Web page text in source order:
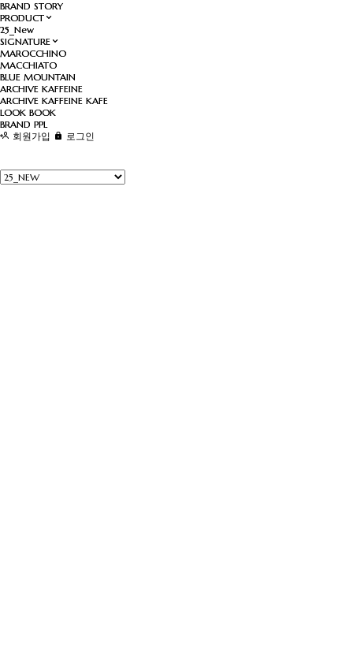
BRAND STORY
PRODUCT
25_New
SIGNATURE
MAROCCHINO
MACCHIATO
BLUE MOUNTAIN
ARCHIVE KAFFEINE
ARCHIVE KAFFEINE KAFE
LOOK BOOK
BRAND PPL
BRAND STORY
PRODUCT
25_New
SIGNATURE
MAROCCHINO
MACCHIATO
BLUE MOUNTAIN
ARCHIVE KAFFEINE
ARCHIVE KAFFEINE KAFE
LOOK BOOK
BRAND PPL
회원가입
로그인